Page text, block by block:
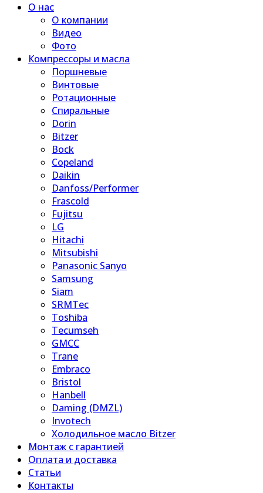
О нас
О компании
Видео
Фото
Компрессоры и масла
Поршневые
Винтовые
Ротационные
Спиральные
Dorin
Bitzer
Bock
Copeland
Daikin
Danfoss/Performer
Frascold
Fujitsu
LG
Hitachi
Mitsubishi
Panasonic Sanyo
Samsung
Siam
SRMTec
Toshiba
Tecumseh
GMCC
Trane
Embraco
Bristol
Hanbell
Daming (DMZL)
Invotech
Холодильное масло Bitzer
Монтаж с гарантией
Оплата и доставка
Статьи
Контакты